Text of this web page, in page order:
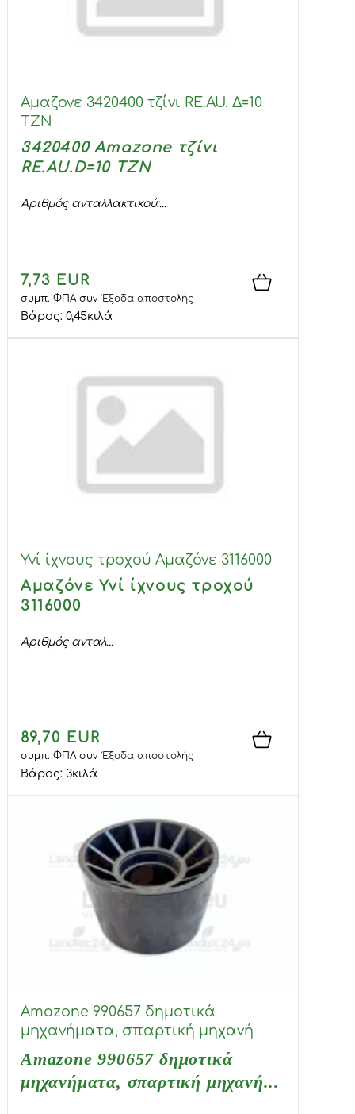
Αμαζονε 3420400 τζίνι RE.AU. Δ=10
TZN
3420400 Amazone τζίνι
RE.AU.D=10 TZN
Αριθμός ανταλλακτικού:...
7,73 EUR
συμπ. ΦΠΑσυνΈξοδα αποστολής
Βάρος: 0,45κιλά
Υνί ίχνους τροχού Αμαζόνε 3116000
Αμαζόνε Υνί ίχνους τροχού
3116000
Αριθμός ανταλ...
89,70 EUR
συμπ. ΦΠΑ συνΈξοδα αποστολής
Βάρος: 3κιλά
Amazone 990657 δημοτικά
μηχανήματα, σπαρτική μηχανή
Amazone 990657 δημοτικά
μηχανήματα, σπαρτική μηχανή...